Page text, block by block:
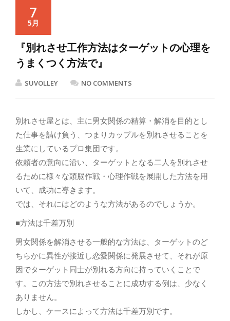
7
5月
『別れさせ工作方法はターゲットの心理を
うまくつく方法で』
SUVOLLEY NO COMMENTS
別れさせ屋とは、主に男女関係の精算・解消を目的とし
た仕事を請け負う、つまりカップルを別れさせることを
生業にしているプロ集団です。
依頼者の意向に沿い、ターゲットとなる二人を別れさせ
るために様々な頭脳作戦・心理作戦を展開した方法を用
いて、成功に導きます。
では、それにはどのような方法があるのでしょうか。
■方法は千差万別
男女関係を解消させる一般的な方法は、ターゲットのど
ちらかに異性が接近し恋愛関係に発展させて、それが原
因でターゲット同士が別れる方向に持っていくことで
す。この方法で別れさせることに成功する例は、少なく
ありません。
しかし、ケースによって方法は千差万別です。